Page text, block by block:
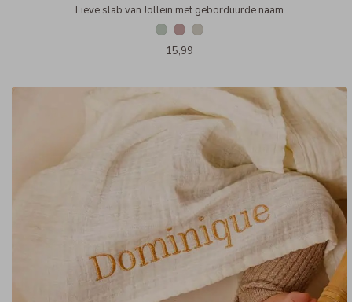
Lieve slab van Jollein met geborduurde naam
15,99